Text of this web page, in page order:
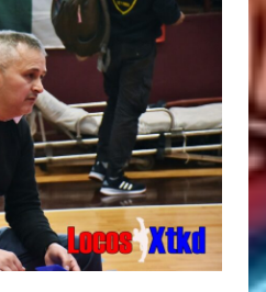
a
r
i
n
e
z